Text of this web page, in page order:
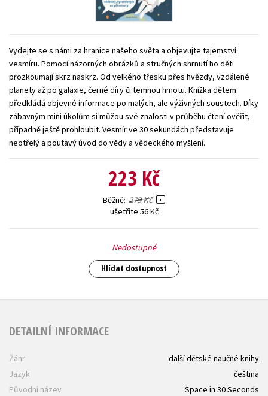
Zahraniční literatura
Všechny tituly
Vydejte se s námi za hranice našeho světa a objevujte tajemství
vesmíru. Pomocí názorných obrázků a stručných shrnutí ho děti
prozkoumají skrz naskrz. Od velkého třesku přes hvězdy, vzdálené
planety až po galaxie, černé díry či temnou hmotu. Knížka dětem
předkládá objevné informace po malých, ale výživných soustech. Díky
zábavným mini úkolům si můžou své znalosti v průběhu čtení ověřit,
případně ještě prohloubit. Vesmír ve 30 sekundách představuje
neotřelý a poutavý úvod do vědy a vědeckého myšlení.
223 Kč
Běžně 279 Kč
ušetříte 56 Kč
Nedostupné
Hlídat dostupnost
DETAILNÍ INFORMACE
Žánr
další dětské naučné knihy
Jazyk
čeština
Původní název
Space in 30 Seconds